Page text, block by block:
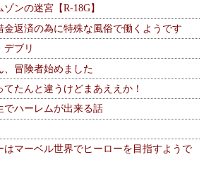
ンの迷宮【R-18G】
金返済の為に特殊な風俗で働くようです
デブリ
、冒険者始めました
てたんと違うけどまあええか！
でハーレムが出来る話
はマーベル世界でヒーローを目指すようで